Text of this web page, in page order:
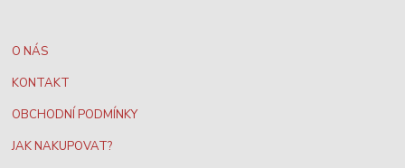
O NÁS
KONTAKT
OBCHODNÍ PODMÍNKY
JAK NAKUPOVAT?